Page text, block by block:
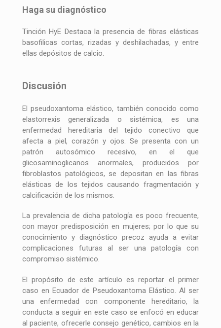
Haga su diagnóstico
Tinción HyE Destaca la presencia de fibras elásticas
basofilicas cortas, rizadas y deshilachadas, y entre
ellas depósitos de calcio.
Discusión
El pseudoxantoma elástico, también conocido como
elastorrexis generalizada o sistémica, es una
enfermedad hereditaria del tejido conectivo que
afecta a piel, corazón y ojos. Se presenta con un
patrón autosómico recesivo, en el que
glicosaminoglicanos anormales, producidos por
fibroblastos patológicos, se depositan en las fibras
elásticas de los tejidos causando fragmentación y
calcificación de los mismos.
La prevalencia de dicha patología es poco frecuente,
con mayor predisposición en mujeres; por lo que su
conocimiento y diagnóstico precoz ayuda a evitar
complicaciones futuras al ser una patología con
compromiso sistémico.
El propósito de este artículo es reportar el primer
caso en Ecuador de Pseudoxantoma Elástico. Al ser
una enfermedad con componente hereditario, la
conducta a seguir en este caso se enfocó en educar
al paciente, ofrecerle consejo genético, cambios en la